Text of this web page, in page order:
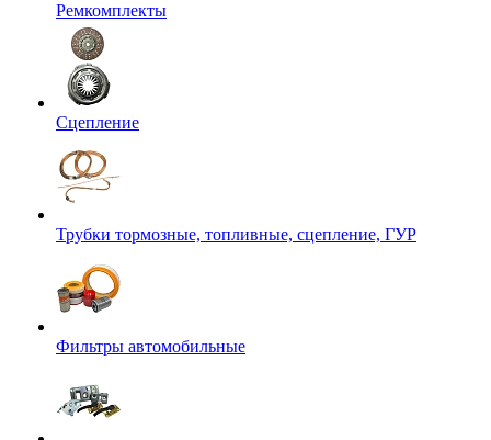
Ремкомплекты
Сцепление
Трубки тормозные, топливные, сцепление, ГУР
Фильтры автомобильные